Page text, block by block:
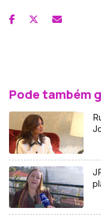
Pode também